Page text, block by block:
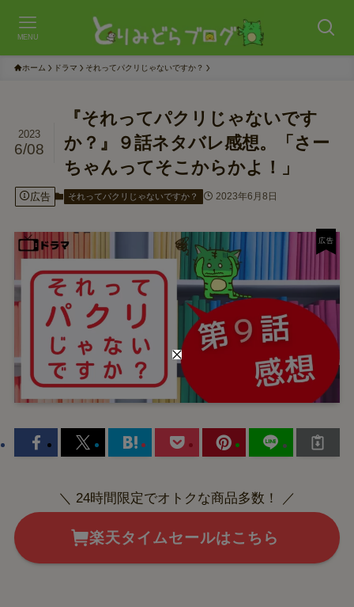
MENU
ホーム ドラマ それってパクリじゃないですか？
『それってパクリじゃないです
か？』９話ネタバレ感想。「さー
ちゃんってそこからかよ！」
2023
6/08
広告 それってパクリじゃないですか？ 2023年6月8日
＼ 24時間限定でオトクな商品多数！ ／
楽天タイムセールはこちら